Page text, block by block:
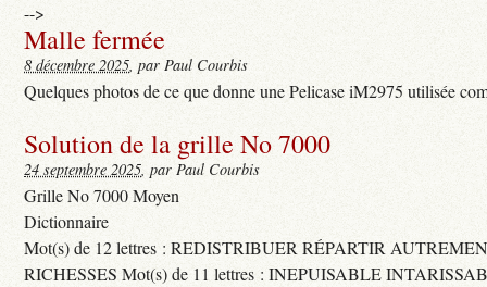
-->
Malle fermée
8 décembre 2025, par Paul Courbis
Quelques photos de ce que donne une Pelicase iM2975 utilisée
Solution de la grille No 7000
24 septembre 2025, par Paul Courbis
Grille No 7000 Moyen
Dictionnaire
Mot(s) de 12 lettres : REDISTRIBUER RÉPARTIR
RICHESSES Mot(s) de 11 lettres : INEPUISABLE